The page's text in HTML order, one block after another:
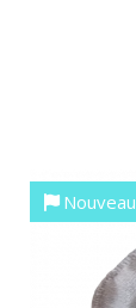
Nouveau